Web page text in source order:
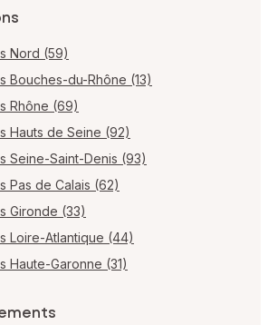
Nord (59)
Bouches-du-Rhône (13)
Rhône (69)
Hauts de Seine (92)
Seine-Saint-Denis (93)
Pas de Calais (62)
Gironde (33)
Loire-Atlantique (44)
Haute-Garonne (31)